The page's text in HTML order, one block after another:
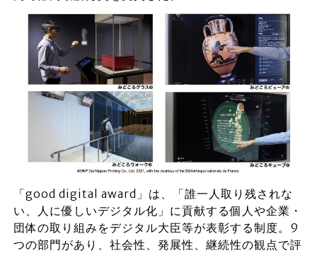
「good digital award」は、「誰一人取り残されな
い、人に優しいデジタル化」に貢献する個人や企業・
団体の取り組みをデジタル大臣等が表彰する制度。9
つの部門があり、社会性、発展性、継続性の観点で評